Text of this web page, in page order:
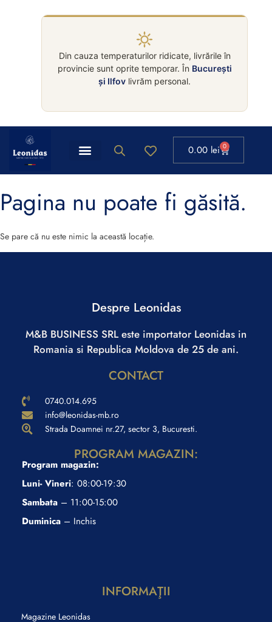
Din cauza temperaturilor ridicate, livrările în
provincie sunt oprite temporar. În București
și Ilfov livrăm personal.
0.00 lei 0
Pagina nu poate fi găsită.
Se pare că nu este nimic la această locație.
Despre Leonidas
M&B BUSINESS SRL este importator Leonidas in
Romania si Republica Moldova de 25 de ani.
CONTACT
0740.014.695
info@leonidas-mb.ro
Strada Doamnei nr.27, sector 3, Bucuresti.
PROGRAM MAGAZIN:
Program magazin:
Luni- Vineri: 08:00-19:30
Sambata – 11:00-15:00
Duminica – Inchis
INFORMAŢII
Magazine Leonidas